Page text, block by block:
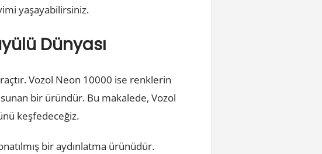
yaşayabilirsiniz.
Dünyası
Vozol Neon 10000 ise renklerin
bir üründür. Bu makalede, Vozol
keşfedeceğiz.
bir aydınlatma ürünüdür.